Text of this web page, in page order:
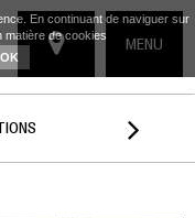
TOGGLE
MENU

En continuant de naviguer sur
matière de cookies
OK